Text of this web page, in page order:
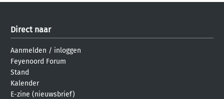
Direct naar
Aanmelden / inloggen
Feyenoord Forum
Stand
Kalender
E-zine (nieuwsbrief)